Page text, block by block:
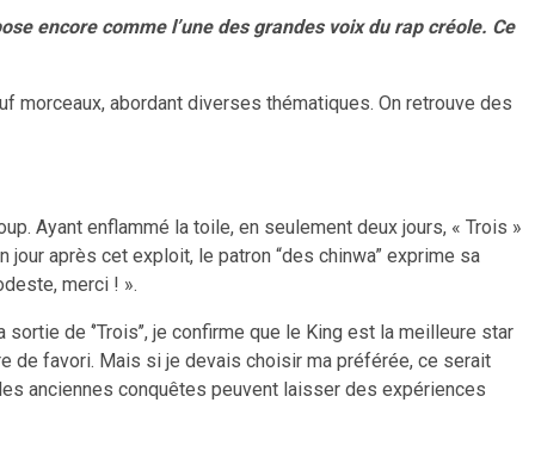
encore comme l’une des grandes voix du rap créole. Ce
morceaux, abordant diverses thématiques. On retrouve des
Ayant enflammé la toile, en seulement deux jours, « Trois »
après cet exploit, le patron “des chinwa” exprime sa
merci ! ».
de ‘’Trois’’, je confirme que le King est la meilleure star
de favori. Mais si je devais choisir ma préférée, ce serait
anciennes conquêtes peuvent laisser des expériences